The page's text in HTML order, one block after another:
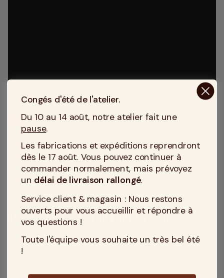
Téléchargement
ILS VONT SI BIEN ENSEMBLE...
Congés d'été de l'atelier.
Du 10 au 14 août, notre atelier fait une
pause.
Les fabrications et expéditions reprendront
dès le 17 août. Vous pouvez continuer à
commander normalement, mais prévoyez
un délai de livraison rallongé.
Service client & magasin : Nous restons
ouverts pour vous accueillir et répondre à
vos questions !
Toute l'équipe vous souhaite un très bel été
!